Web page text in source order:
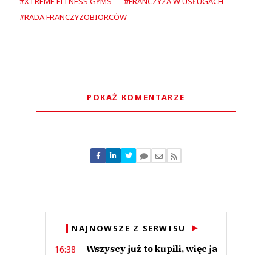
#RADA FRANCZYZOBIORCÓW
POKAŻ KOMENTARZE
Nie znaleziono komentarzy
Zostaw swoje komentarze
NAJNOWSZE Z SERWISU
16:38
Wszyscy już to kupili, więc ja